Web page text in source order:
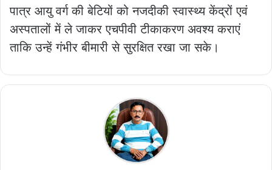
पात्र आयु वर्ग की बेटियों को नजदीकी स्वास्थ्य केंद्रों एवं
अस्पतालों में ले जाकर एचपीवी टीकाकरण अवश्य कराएं
ताकि उन्हें गंभीर बीमारी से सुरक्षित रखा जा सके।